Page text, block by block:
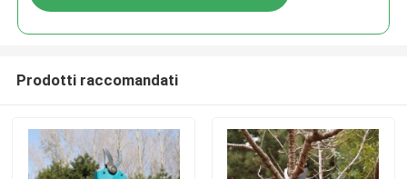
Prodotti raccomandati